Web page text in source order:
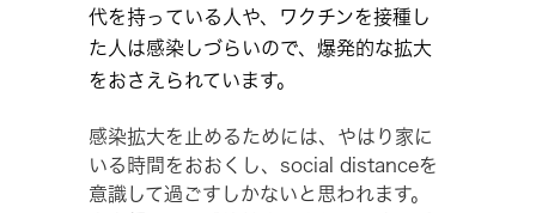
代を持っている人や、ワクチンを接種し
た人は感染しづらいので、爆発的な拡大
をおさえられています。
感染拡大を止めるためには、やはり家に
いる時間をおおくし、social distanceを
意識して過ごすしかないと思われます。